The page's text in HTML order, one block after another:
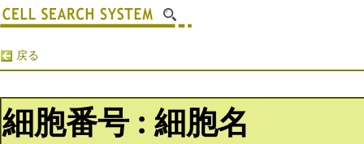
戻る
細胞番号 : 細胞名